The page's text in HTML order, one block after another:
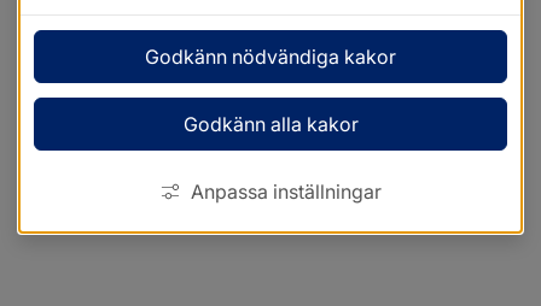
Godkänn nödvändiga kakor
Godkänn alla kakor
Anpassa inställningar